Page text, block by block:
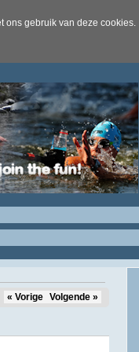
ons gebruik van deze cookies.
« Vorige Volgende »